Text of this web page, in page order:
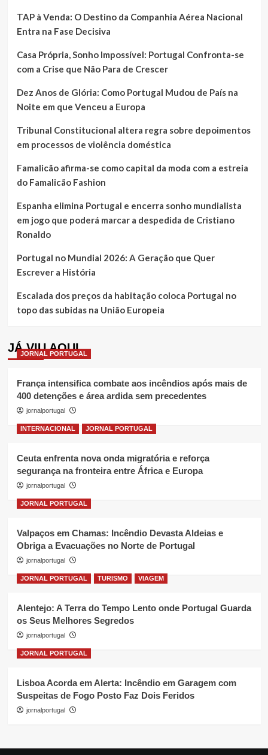
TAP à Venda: O Destino da Companhia Aérea Nacional
Entra na Fase Decisiva
Casa Própria, Sonho Impossível: Portugal Confronta-se
com a Crise que Não Para de Crescer
Dez Anos de Glória: Como Portugal Mudou de País na
Noite em que Venceu a Europa
Tribunal Constitucional altera regra sobre depoimentos
em processos de violência doméstica
Famalicão afirma-se como capital da moda com a estreia
do Famalicão Fashion
Espanha elimina Portugal e encerra sonho mundialista
em jogo que poderá marcar a despedida de Cristiano
Ronaldo
Portugal no Mundial 2026: A Geração que Quer
Escrever a História
Escalada dos preços da habitação coloca Portugal no
topo das subidas na União Europeia
JÁ VIU AQUI
JORNAL PORTUGAL
França intensifica combate aos incêndios após mais de
400 detenções e área ardida sem precedentes
jornalportugal
INTERNACIONAL JORNAL PORTUGAL
Ceuta enfrenta nova onda migratória e reforça
segurança na fronteira entre África e Europa
jornalportugal
JORNAL PORTUGAL
Valpaços em Chamas: Incêndio Devasta Aldeias e
Obriga a Evacuações no Norte de Portugal
jornalportugal
JORNAL PORTUGAL TURISMO VIAGEM
Alentejo: A Terra do Tempo Lento onde Portugal Guarda
os Seus Melhores Segredos
jornalportugal
JORNAL PORTUGAL
Lisboa Acorda em Alerta: Incêndio em Garagem com
Suspeitas de Fogo Posto Faz Dois Feridos
jornalportugal